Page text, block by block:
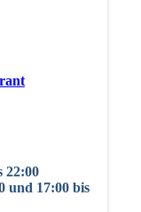
22:00
und 17:00 bis